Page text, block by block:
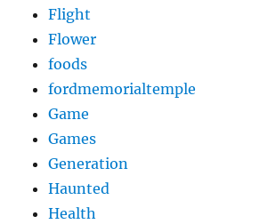
Flight
Flower
foods
fordmemorialtemple
Game
Games
Generation
Haunted
Health